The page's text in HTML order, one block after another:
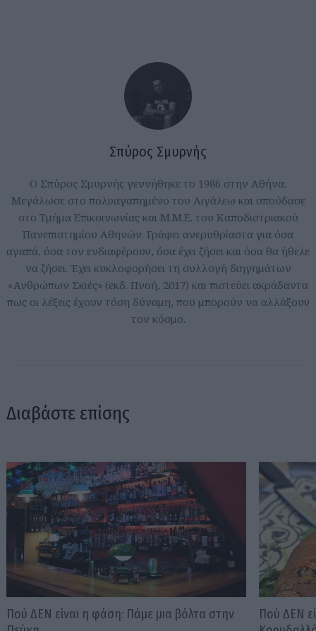
Σπύρος Σμυρνής
Ο Σπύρος Σμυρνής γεννήθηκε το 1986 στην Αθήνα.
Μεγάλωσε στο πολυαγαπημένο του Αιγάλεω και σπούδασε
στο Τμήμα Επικοινωνίας και Μ.Μ.Ε. του Καποδιστριακού
Πανεπιστημίου Αθηνών. Γράφει ανερυθρίαστα για όσα
αγαπά, όσα τον ενδιαφέρουν, όσα έχει ζήσει και όσα θα ήθελε
να ζήσει. Έχει κυκλοφορήσει τη συλλογή διηγημάτων
«Ανθρώπων Σκιές» (εκδ. Πνοή, 2017) και πιστεύει ακράδαντα
πως οι λέξεις έχουν τόση δύναμη, που μπορούν να αλλάξουν
τον κόσμο.
Διαβάστε επίσης
Πού ΔΕΝ είναι η φάση: Πάμε μια βόλτα στην
Πού ΔΕΝ